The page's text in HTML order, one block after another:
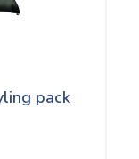
pack